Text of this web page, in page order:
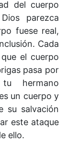
del cuerpo
parezca
fuese real,
Cada
el cuerpo
pasa por
hermano
un cuerpo y
su salvación
este ataque
ello.